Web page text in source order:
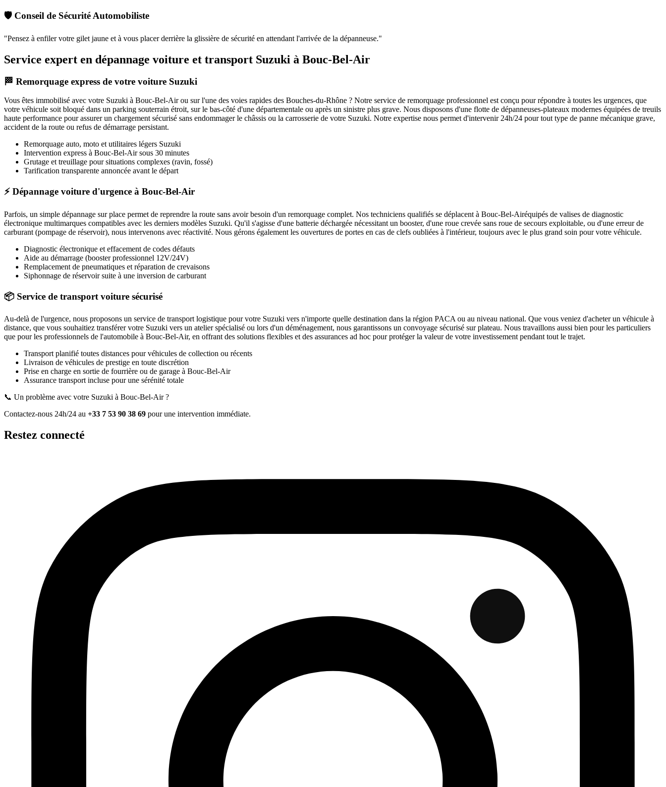
🛡️ Conseil de Sécurité Automobiliste
"Pensez à enfiler votre gilet jaune et à vous placer derrière la glissière de sécurité en attendant l'arrivée de la dépanneuse."
Service expert en dépannage voiture et transport Suzuki à Bouc-Bel-Air
🏁 Remorquage express de votre voiture Suzuki
Vous êtes immobilisé avec votre Suzuki à Bouc-Bel-Airou sur l'une des voies rapides des Bouches-du-Rhône ? Notre service de remorquage professionnel est conçu pour répondre à toutes les urgences, que
votre véhicule soit bloqué dans un parking souterrain étroit, sur le bas-côté d'une départementale ou après un sinistre plus grave. Nous disposons d'une flotte de dépanneuses-plateaux modernes équipées de treuils
haute performance pour assurer un chargement sécurisé sans endommager le châssis ou la carrosserie de votre Suzuki. Notre expertise nous permet d'intervenir 24h/24 pour tout type de panne mécanique grave,
accident de la route ou refus de démarrage persistant.
Remorquage auto, moto et utilitaires légers Suzuki
Intervention express à Bouc-Bel-Airsous 30 minutes
Grutage et treuillage pour situations complexes (ravin, fossé)
Tarification transparente annoncée avant le départ
⚡ Dépannage voiture d'urgence à Bouc-Bel-Air
Parfois, un simple dépannage sur place permet de reprendre la route sans avoir besoin d'un remorquage complet. Nos techniciens qualifiés se déplacent à Bouc-Bel-Airéquipés de valises de diagnostic
électronique multimarques compatibles avec les derniers modèles Suzuki. Qu'il s'agisse d'une batterie déchargée nécessitant un booster, d'une roue crevée sans roue de secours exploitable, ou d'une erreur de
carburant (pompage de réservoir), nous intervenons avec réactivité. Nous gérons également les ouvertures de portes en cas de clefs oubliées à l'intérieur, toujours avec le plus grand soin pour votre véhicule.
Diagnostic électronique et effacement de codes défauts
Aide au démarrage (booster professionnel 12V/24V)
Remplacement de pneumatiques et réparation de crevaisons
Siphonnage de réservoir suite à une inversion de carburant
📦 Service de transport voiture sécurisé
Au-delà de l'urgence, nous proposons un service de transport logistique pour votre Suzuki vers n'importe quelle destination dans la région PACA ou au niveau national. Que vous veniez d'acheter un véhicule à
distance, que vous souhaitiez transférer votre Suzuki vers un atelier spécialisé ou lors d'un déménagement, nous garantissons un convoyage sécurisé sur plateau. Nous travaillons aussi bien pour les particuliers
que pour les professionnels de l'automobile à Bouc-Bel-Air, en offrant des solutions flexibles et des assurances ad hoc pour protéger la valeur de votre investissement pendant tout le trajet.
Transport planifié toutes distances pour véhicules de collection ou récents
Livraison de véhicules de prestige en toute discrétion
Prise en charge en sortie de fourrière ou de garage à Bouc-Bel-Air
Assurance transport incluse pour une sérénité totale
📞 Un problème avec votre Suzuki à Bouc-Bel-Air?
Contactez-nous 24h/24 au +33 7 53 90 38 69 pour une intervention immédiate.
Restez connecté